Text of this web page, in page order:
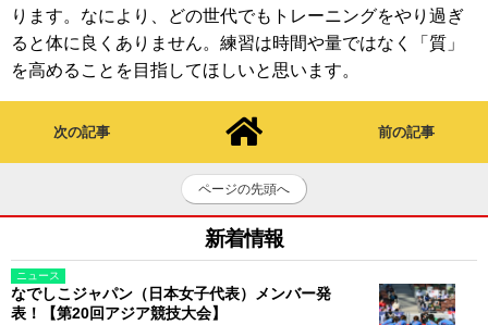
ります。なにより、どの世代でもトレーニングをやり過ぎ
ると体に良くありません。練習は時間や量ではなく「質」
を高めることを目指してほしいと思います。
次の記事 前の記事
ページの先頭へ
新着情報
ニュース
なでしこジャパン（日本女子代表）メンバー発
表！【第20回アジア競技大会】